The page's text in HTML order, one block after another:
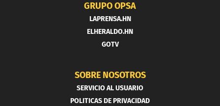
GRUPO OPSA
LAPRENSA.HN
ELHERALDO.HN
GOTV
SOBRE NOSOTROS
SERVICIO AL USUARIO
POLITICAS DE PRIVACIDAD